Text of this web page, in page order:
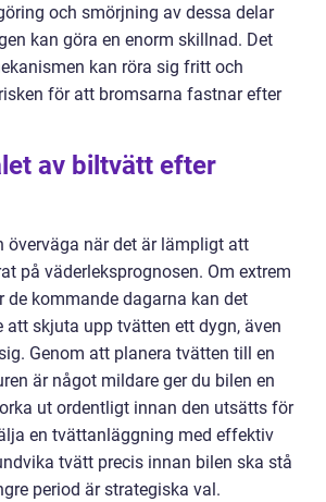
och smörjning av dessa delar
kan göra en enorm skillnad. Det
kan röra sig fritt och
för att bromsarna fastnar efter
av biltvätt efter
överväga när det är lämpligt att
på väderleksprognosen. Om extrem
de kommande dagarna kan det
att skjuta upp tvätten ett dygn, även
Genom att planera tvätten till en
är något mildare ger du bilen en
ut ordentligt innan den utsätts för
en tvättanläggning med effektiv
tvätt precis innan bilen ska stå
period är strategiska val.